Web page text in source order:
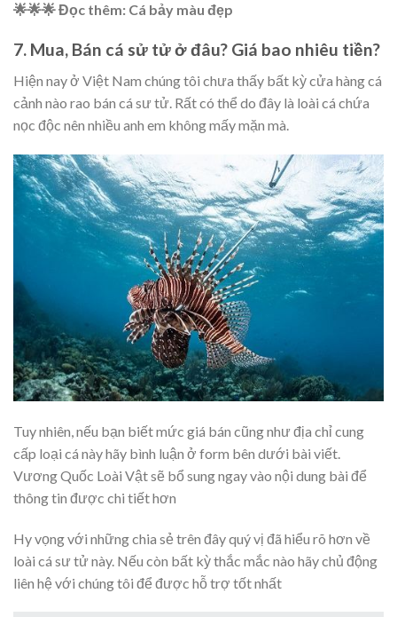
🌟🌟🌟 Đọc thêm: Cá bảy màu đẹp
7. Mua, Bán cá sử tử ở đâu? Giá bao nhiêu tiền?
Hiện nay ở Việt Nam chúng tôi chưa thấy bất kỳ cửa hàng cá
cảnh nào rao bán cá sư tử. Rất có thể do đây là loài cá chứa
nọc độc nên nhiều anh em không mấy mặn mà.
Tuy nhiên, nếu bạn biết mức giá bán cũng như địa chỉ cung
cấp loại cá này hãy bình luận ở form bên dưới bài viết.
Vương Quốc Loài Vật sẽ bổ sung ngay vào nội dung bài để
thông tin được chi tiết hơn
Hy vọng với những chia sẻ trên đây quý vị đã hiểu rõ hơn về
loài cá sư tử này. Nếu còn bất kỳ thắc mắc nào hãy chủ động
liên hệ với chúng tôi để được hỗ trợ tốt nhất